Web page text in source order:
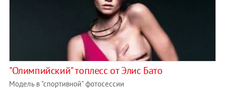
"Олимпийский" топлесс от Элис Бато
Модель в "спортивной" фотосессии